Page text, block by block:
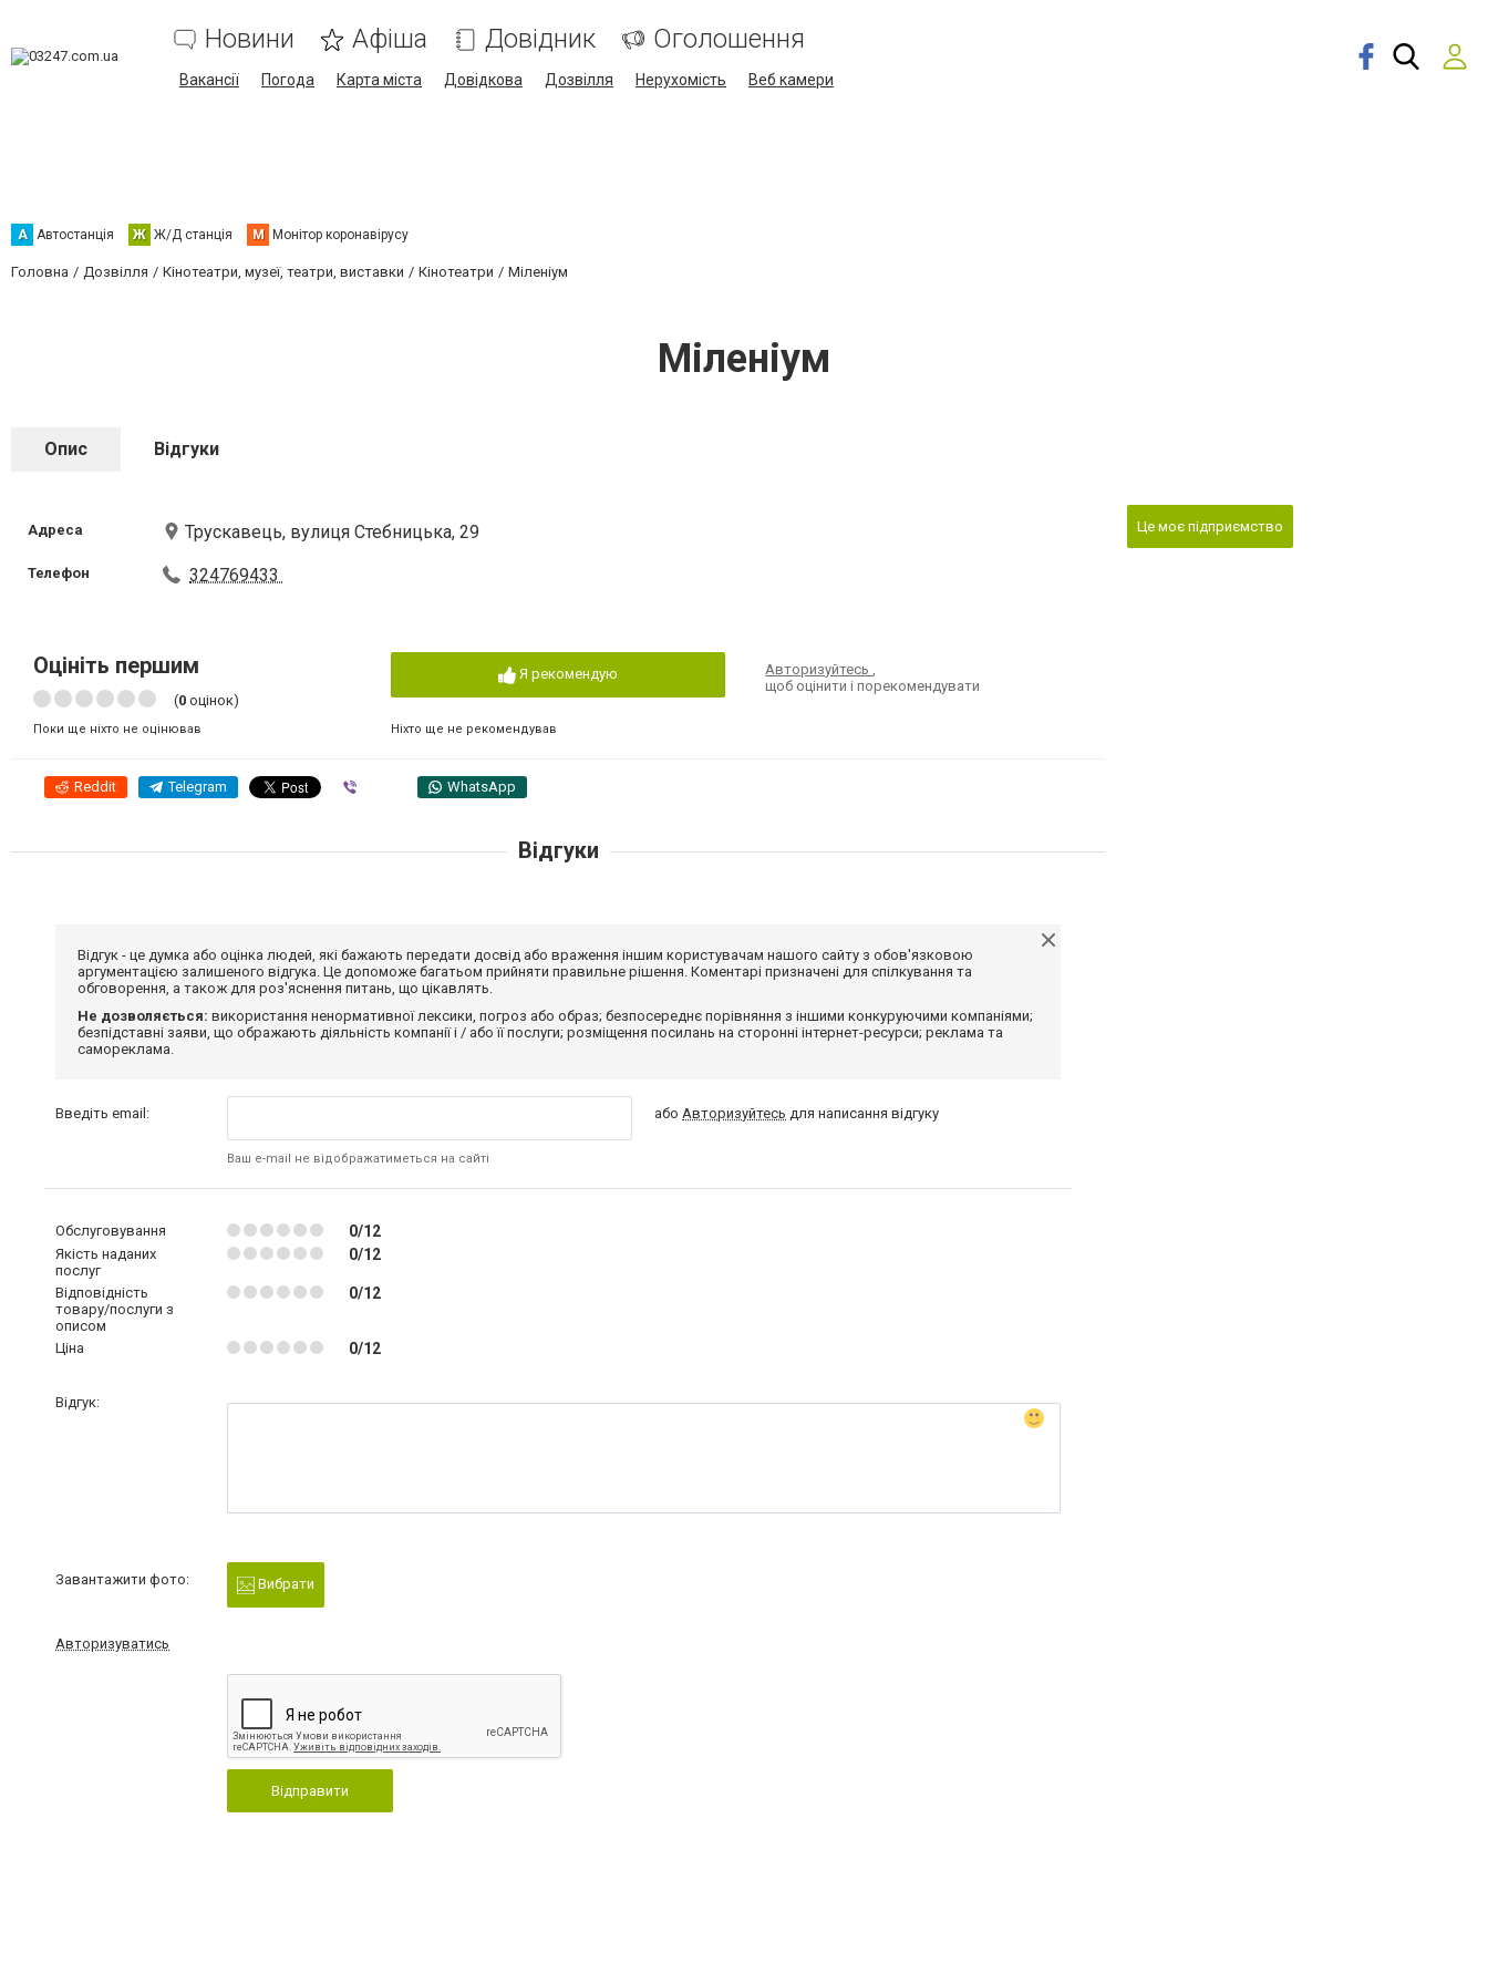
Новини Афіша Довідник Оголошення
Вакансії Погода Карта міста Довідкова Дозвілля Нерухомість Веб камери
А Автостанція Ж Ж/Д станція М Монітор коронавірусу
Головна Дозвілля Кінотеатри, музеї, театри, виставки Кінотеатри Міленіум
Міленіум
Опис Відгуки
Адреса Трускавець, вулиця Стебницька, 29
Телефон 324769433
Оцініть першим
(0 оцінок)
Поки ще ніхто не оцінював
Я рекомендую
Ніхто ще не рекомендував
Авторизуйтесь,
щоб оцінити і порекомендувати
Reddit Telegram WhatsApp
Це моє підприємство
Відгуки
Відгук - це думка або оцінка людей, які бажають передати досвід або враження іншим користувачам нашого сайту з обов'язковою
аргументацією залишеного відгука. Це допоможе багатьом прийняти правильне рішення. Коментарі призначені для спілкування та
обговорення, а також для роз'яснення питань, що цікавлять.
Не дозволяється: використання ненормативної лексики, погроз або образ; безпосереднє порівняння з іншими конкуруючими компаніями;
безпідставні заяви, що ображають діяльність компанії і / або її послуги; розміщення посилань на сторонні інтернет-ресурси; реклама та
самореклама.
Введіть email:
Ваш e-mail не відображатиметься на сайті
абоАвторизуйтесь для написання відгуку
Обслуговування 0/12
Якість наданих
послуг
0/12
Відповідність
товару/послуги з
описом
0/12
Ціна 0/12
Відгук:
Завантажити фото: Вибрати
Авторизуватись
Відправити